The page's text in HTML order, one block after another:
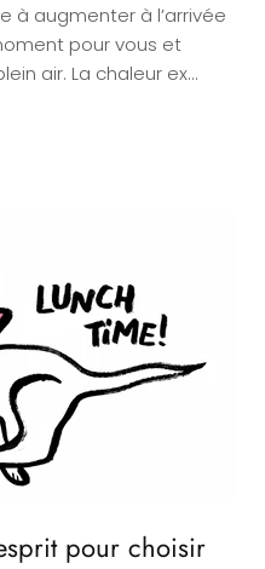
à augmenter à l’arrivée
pour vous et
air. La chaleur ex...
pour choisir